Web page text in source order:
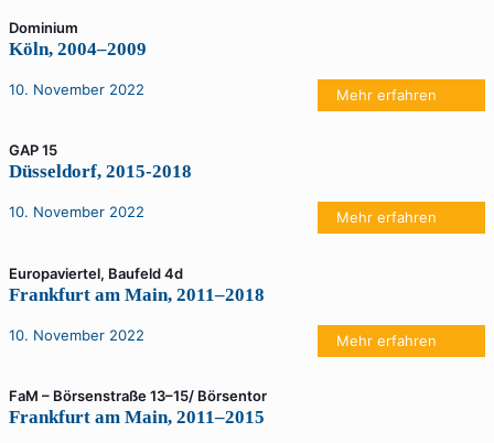
Dominium
Köln, 2004–2009
Mehr erfahren
10. November 2022
GAP 15
Düsseldorf, 2015-2018
Mehr erfahren
10. November 2022
Europaviertel, Baufeld 4d
Frankfurt am Main, 2011–2018
Mehr erfahren
10. November 2022
FaM – Börsenstraße 13–15/ Börsentor
Frankfurt am Main, 2011–2015